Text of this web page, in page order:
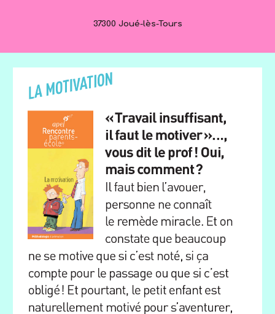
37300 Joué-lès-Tours